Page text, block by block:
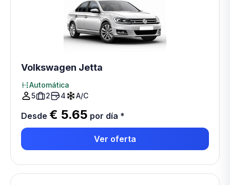
Volkswagen Jetta
Automática
5
2 4 A/C
Desde € 5.65 por día *
Ver oferta